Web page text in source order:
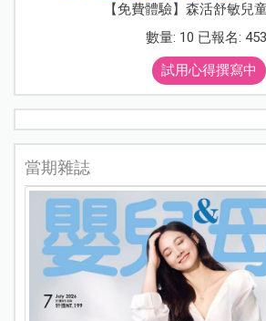
【免費體驗】森活舒敏兒
數量: 10 已報名: 453
試用心得撰寫中
當期雜誌